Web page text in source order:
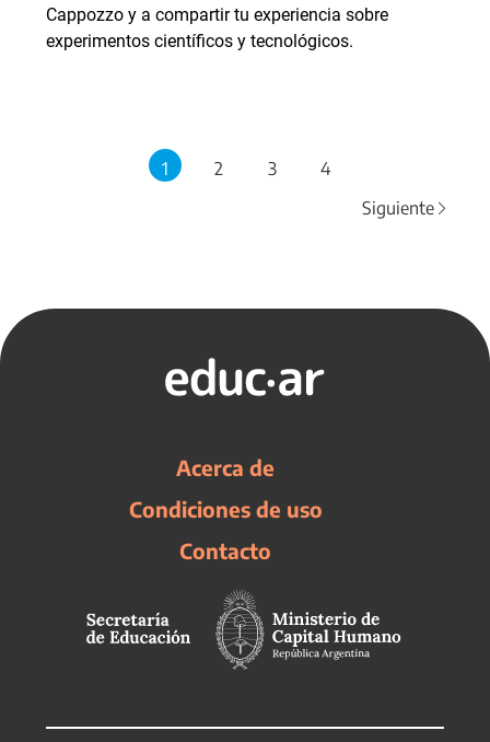
Cappozzo y a compartir tu experiencia sobre
experimentos científicos y tecnológicos.
1 2 3
4
Siguiente
Acerca de
Condiciones de uso
Contacto